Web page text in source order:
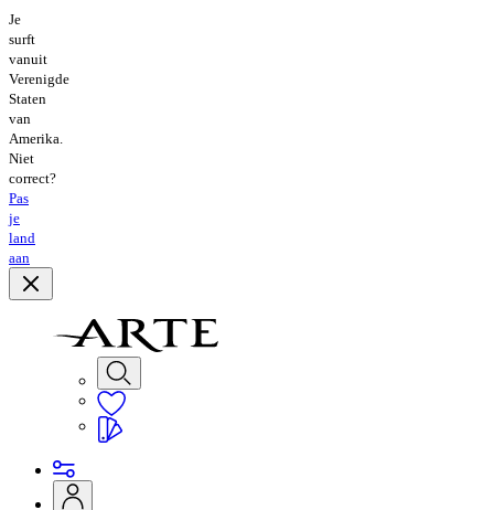
Je
surft
vanuit
Verenigde
Staten
van
Amerika.
Niet
correct?
Pas
je
land
aan